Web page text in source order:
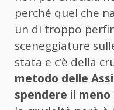
perché quel che
un di troppo
sceneggiature
stata e c’è della
metodo delle
spendere il meno